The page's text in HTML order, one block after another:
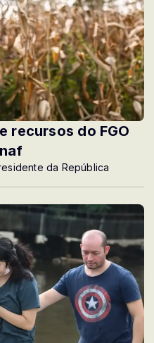
recursos do FGO
da República